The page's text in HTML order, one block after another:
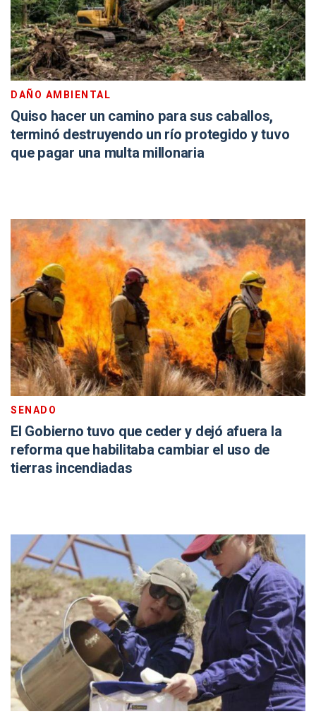
DAÑO AMBIENTAL
Quiso hacer un camino para sus caballos,
terminó destruyendo un río protegido y tuvo
que pagar una multa millonaria
SENADO
El Gobierno tuvo que ceder y dejó afuera la
reforma que habilitaba cambiar el uso de
tierras incendiadas